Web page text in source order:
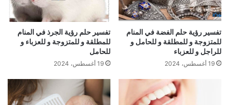
تفسير رؤية حلم الفضة في المنام
للمتزوجة و للمطلقة و للحامل و
للراجل و للعزباء
19 أغسطس، 2024
تفسير حلم رؤية الجرذ في المنام
للمطلقة و للمتزوجة و للعزباء و
للحامل
19 أغسطس، 2024